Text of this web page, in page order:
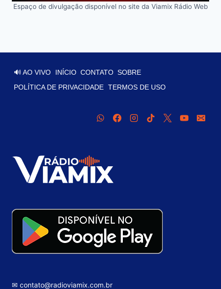
Espaço de divulgação disponível no site da Viamix Rádio Web
🔊 AO VIVO INÍCIO CONTATO SOBRE
POLÍTICA DE PRIVACIDADE TERMOS DE USO
✉ contato@radioviamix.com.br